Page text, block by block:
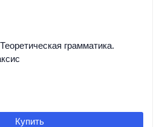
грамматика.
Купить